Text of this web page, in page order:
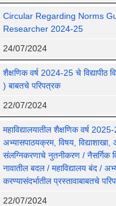
Circular Regarding Norms
Researcher 2024-25
24/07/2024
शैक्षणिक वर्ष 2024-25 चे
) बाबतचे परिपत्रक
22/07/2024
महाविद्यालयातील शैक्षणिक वर्ष
अभ्यासपाठयक्रम, विषय,
संलग्निकरणाचे नुतनीकरण / नैसर्गिक
नावातील बदल / महाविद्यालय बंद /
करण्यासंदर्भातील प्रस्तावाबाबतचे
22/07/2024